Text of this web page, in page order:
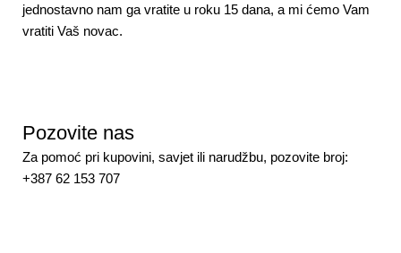
jednostavno nam ga vratite u roku 15 dana, a mi ćemo Vam
vratiti Vaš novac.
Pozovite nas
Za pomoć pri kupovini, savjet ili narudžbu, pozovite broj:
+387 62 153 707